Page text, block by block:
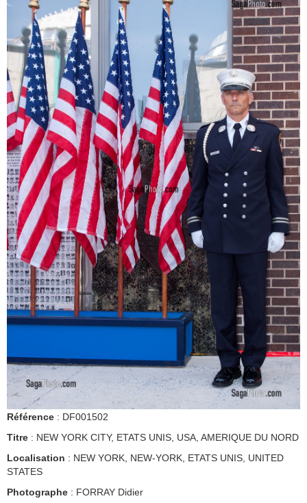
Référence : DF001502
Titre : NEW YORK CITY, ETATS UNIS, USA, AMERIQUE DU NORD
Localisation : NEW YORK, NEW-YORK, ETATS UNIS, UNITED
STATES
Photographe : FORRAY Didier